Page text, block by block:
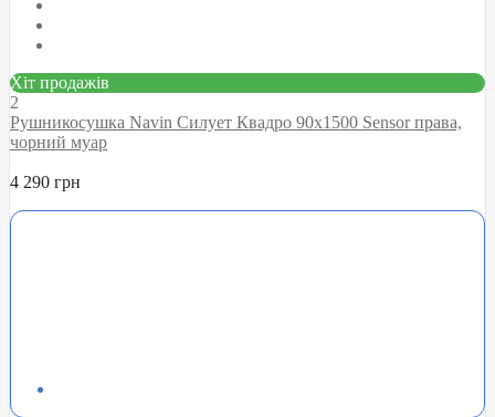
Хіт продажів
2
Рушникосушка Navin Силует Квадро 90х1500 Sensor права,
чорний муар
4 290 грн